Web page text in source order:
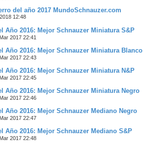
del año 2017 MundoSchnauzer.com
12:48
Año 2016: Mejor Schnauzer Miniatura S&P
2017 22:41
Año 2016: Mejor Schnauzer Miniatura Blanco
2017 22:43
Año 2016: Mejor Schnauzer Miniatura N&P
2017 22:45
Año 2016: Mejor Schnauzer Miniatura Negro
2017 22:46
Año 2016: Mejor Schnauzer Mediano Negro
2017 22:47
Año 2016: Mejor Schnauzer Mediano S&P
2017 22:48